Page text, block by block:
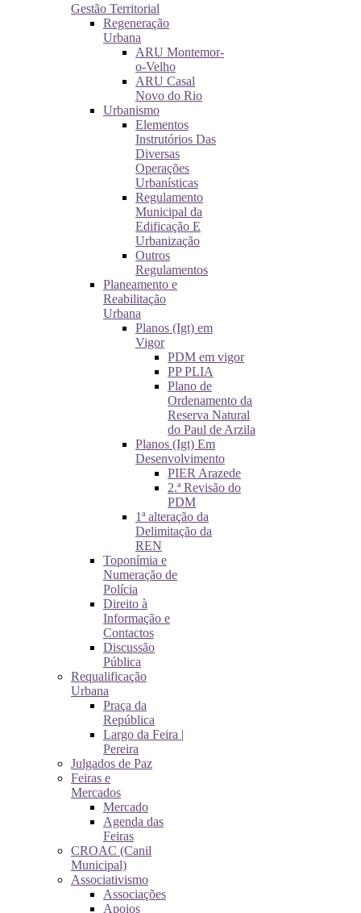
Gestão Territorial
Regeneração
Urbana
ARU Montemor-
o-Velho
ARU Casal
Novo do Rio
Urbanismo
Elementos
Instrutórios Das
Diversas
Operações
Urbanísticas
Regulamento
Municipal da
Edificação E
Urbanização
Outros
Regulamentos
Planeamento e
Reabilitação
Urbana
Planos (Igt) em
Vigor
PDM em vigor
PP PLIA
Plano de
Ordenamento da
Reserva Natural
do Paul de Arzila
Planos (Igt) Em
Desenvolvimento
PIER Arazede
2.ª Revisão do
PDM
1ª alteração da
Delimitação da
REN
Toponímia e
Numeração de
Polícia
Direito à
Informação e
Contactos
Discussão
Pública
Requalificação
Urbana
Praça da
República
Largo da Feira |
Pereira
Julgados de Paz
Feiras e
Mercados
Mercado
Agenda das
Feiras
CROAC (Canil
Municipal)
Associativismo
Associações
Apoios